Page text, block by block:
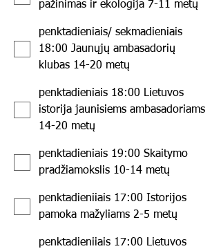
pažinimas ir ekologija 7-11 metų
penktadieniais/ sekmadieniais
18:00 Jaunųjų ambasadorių
klubas 14-20 metų
penktadieniais 18:00 Lietuvos
istorija jaunisiems ambasadoriams
14-20 metų
penktadieniais 19:00 Skaitymo
pradžiamokslis 10-14 metų
penktadieniiais 17:00 Istorijos
pamoka mažyliams 2-5 metų
penktadieniiais 17:00 Lietuvos